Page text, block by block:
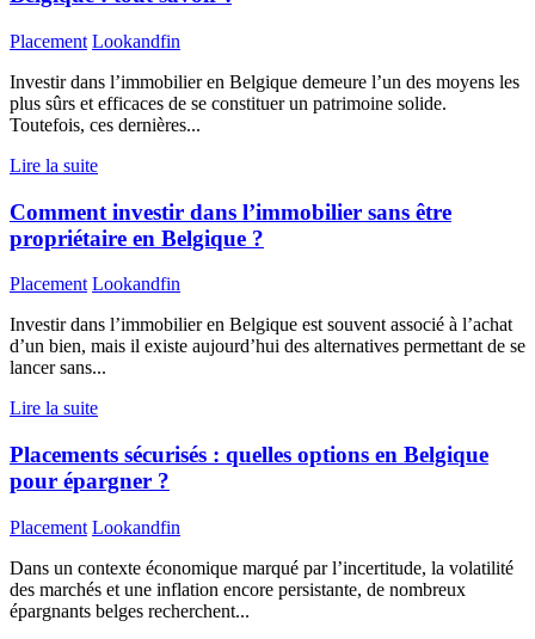
Placement Lookandfin
Investir dans l’immobilier en Belgique demeure l’un des moyens les
plus sûrs et efficaces de se constituer un patrimoine solide.
Toutefois, ces dernières...
Lire la suite
Comment investir dans l’immobilier sans être
propriétaire en Belgique ?
Placement Lookandfin
Investir dans l’immobilier en Belgique est souvent associé à l’achat
d’un bien, mais il existe aujourd’hui des alternatives permettant de se
lancer sans...
Lire la suite
Placements sécurisés : quelles options en Belgique
pour épargner ?
Placement Lookandfin
Dans un contexte économique marqué par l’incertitude, la volatilité
des marchés et une inflation encore persistante, de nombreux
épargnants belges recherchent...